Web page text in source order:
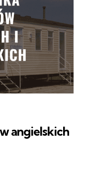
angielskich